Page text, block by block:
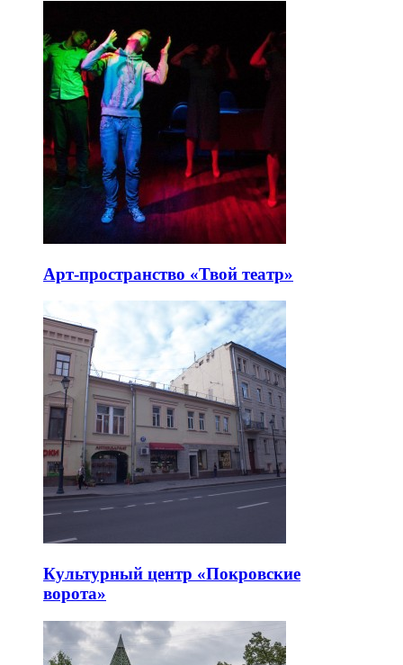
Арт-пространство «Твой театр»
Культурный центр «Покровские
ворота»